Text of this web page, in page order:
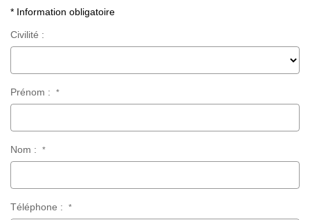
* Information obligatoire
Civilité :
Prénom : *
Nom : *
Téléphone : *